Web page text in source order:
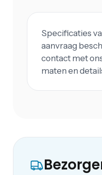
Specificaties
aanvraag
contact met
maten en